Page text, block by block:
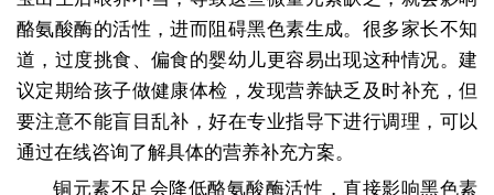
酪氨酸酶的活性，进而阻碍黑色素生成。很多家长不知
道，过度挑食、偏食的婴幼儿更容易出现这种情况。建
议定期给孩子做健康体检，发现营养缺乏及时补充，但
要注意不能盲目乱补，好在专业指导下进行调理，可以
通过在线咨询了解具体的营养补充方案。
铜元素不足会降低酪氨酸酶活性，直接影响黑色素